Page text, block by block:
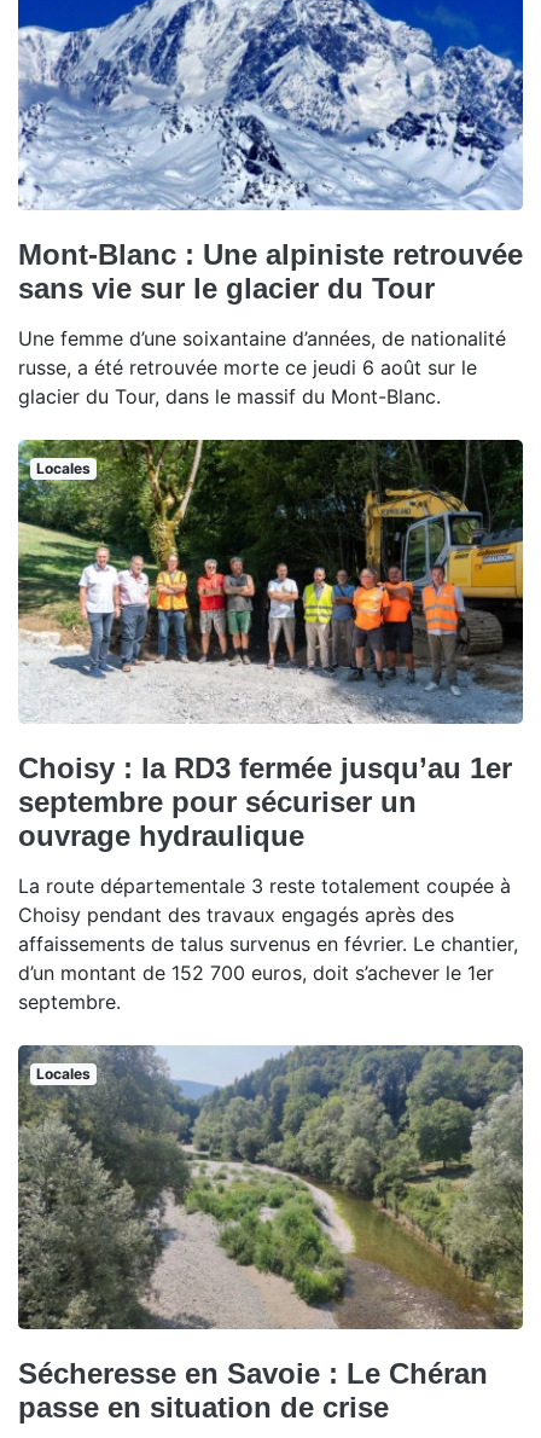
Mont-Blanc : Une alpiniste retrouvée
sans vie sur le glacier du Tour
Une femme d’une soixantaine d’années, de nationalité
russe, a été retrouvée morte ce jeudi 6 août sur le
glacier du Tour, dans le massif du Mont-Blanc.
Locales
Choisy : la RD3 fermée jusqu’au 1er
septembre pour sécuriser un
ouvrage hydraulique
La route départementale 3 reste totalement coupée à
Choisy pendant des travaux engagés après des
affaissements de talus survenus en février. Le chantier,
d’un montant de 152 700 euros, doit s’achever le 1er
septembre.
Locales
Sécheresse en Savoie : Le Chéran
passe en situation de crise